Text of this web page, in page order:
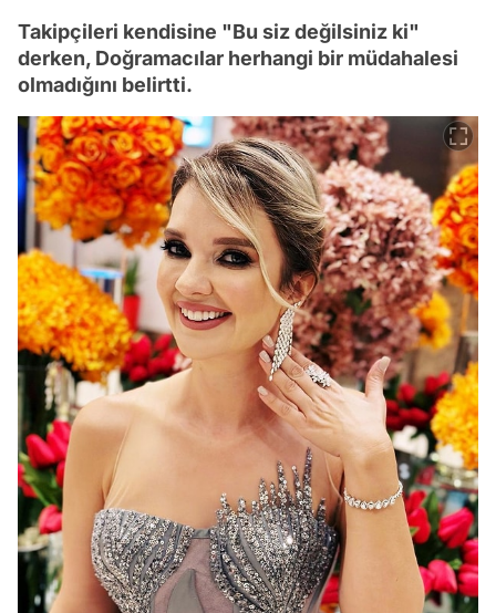
Takipçileri kendisine "Bu siz değilsiniz ki"
derken, Doğramacılar herhangi bir müdahalesi
olmadığını belirtti.